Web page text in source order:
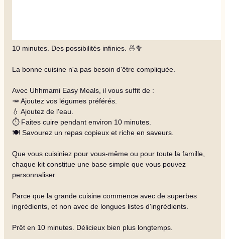
10 minutes. Des possibilités infinies. 🍜🥦
La bonne cuisine n'a pas besoin d'être compliquée.
Avec Uhhmami Easy Meals, il vous suffit de :
🥕 Ajoutez vos légumes préférés.
💧 Ajoutez de l'eau.
⏱️ Faites cuire pendant environ 10 minutes.
🍽️ Savourez un repas copieux et riche en saveurs.
Que vous cuisiniez pour vous-même ou pour toute la famille,
chaque kit constitue une base simple que vous pouvez
personnaliser.
Parce que la grande cuisine commence avec de superbes
ingrédients, et non avec de longues listes d'ingrédients.
Prêt en 10 minutes. Délicieux bien plus longtemps.